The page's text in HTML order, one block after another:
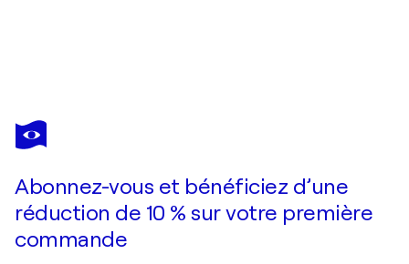
DMITRY
SPIROS
Je passe commande
Abonnez-vous et bénéficiez d’une
réduction de 10 % sur votre première
commande